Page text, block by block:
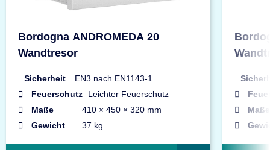
Bordogna ANDROMEDA 20
Wandtresor
Sicherheit
EN3 nach EN1143-1
Feuerschutz
Leichter Feuerschutz
Maße
410 × 450 × 320 mm
Gewicht
37 kg
Maße